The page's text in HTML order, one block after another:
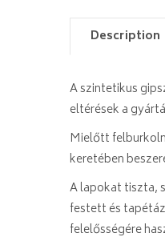
Description
A szintetikus
eltérések a
Mielőtt
keretében
A lapokat tiszta,
festett és
felelősségére